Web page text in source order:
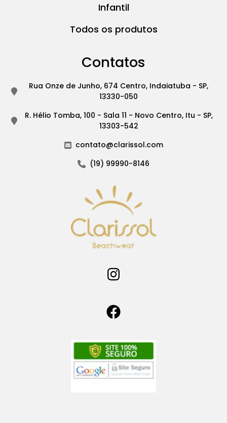
Infantil
Todos os produtos
Contatos
Rua Onze de Junho, 674 Centro, Indaiatuba - SP,
13330-050
R. Hélio Tomba, 100 - Sala 11 - Novo Centro, Itu - SP,
13303-542
contato@clarissol.com
(19) 99990-8146